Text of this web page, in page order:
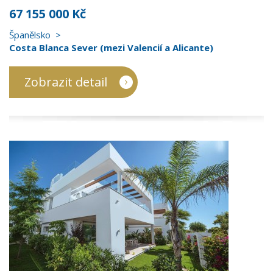
67 155 000 Kč
Španělsko
Costa Blanca Sever (mezi Valencií a Alicante)
Zobrazit detail